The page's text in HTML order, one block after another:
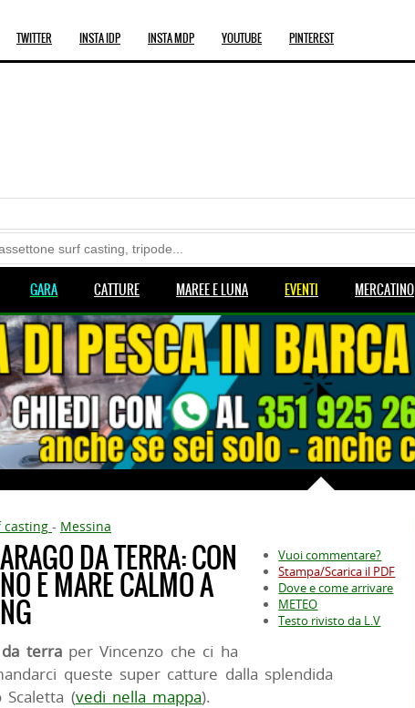
TWITTER INSTA IDP INSTA MDP YOUTUBE PINTEREST
GARA CATTURE MAREE E LUNA EVENTI MERCATINO
casting - Messina
Vuoi commentare?
Stampa/Scarica il PDF
Dove e come arrivare
METEO
Testo rivisto da L.V
DA TERRA: CON
E MARE CALMO A
da terraper Vincenzo che ci ha
queste super catture dalla splendida
Scaletta (vedi nella mappa).